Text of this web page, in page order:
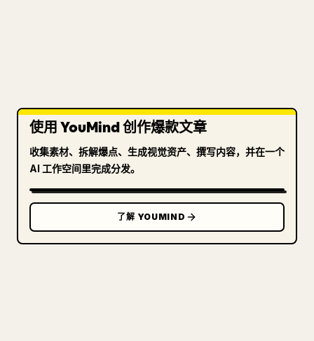
使用 YouMind 创作爆款文章
收集素材、拆解爆点、生成视觉资产、撰写内容，并在一个
AI 工作空间里完成分发。
了解 YOUMIND